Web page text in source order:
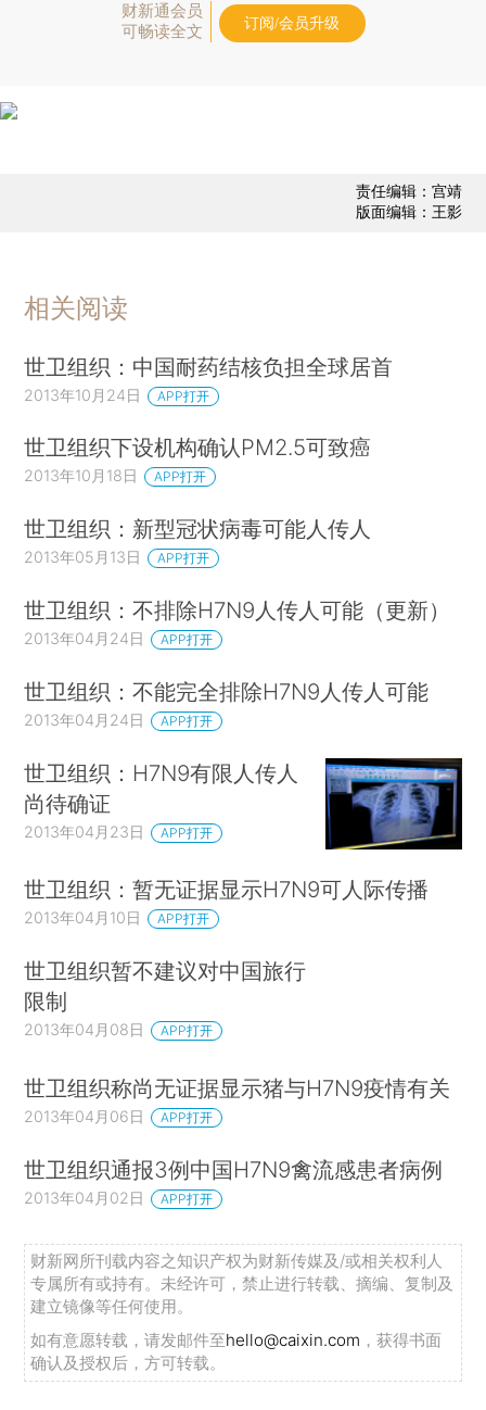
财新通会员
可畅读全文
订阅/会员升级
责任编辑：宫靖
版面编辑：王影
相关阅读
世卫组织：中国耐药结核负担全球居首
2013年10月24日 APP打开
世卫组织下设机构确认PM2.5可致癌
2013年10月18日 APP打开
世卫组织：新型冠状病毒可能人传人
2013年05月13日 APP打开
世卫组织：不排除H7N9人传人可能（更新）
2013年04月24日 APP打开
世卫组织：不能完全排除H7N9人传人可能
2013年04月24日 APP打开
世卫组织：H7N9有限人传人
尚待确证
2013年04月23日 APP打开
世卫组织：暂无证据显示H7N9可人际传播
2013年04月10日 APP打开
世卫组织暂不建议对中国旅行
限制
2013年04月08日 APP打开
世卫组织称尚无证据显示猪与H7N9疫情有关
2013年04月06日 APP打开
世卫组织通报3例中国H7N9禽流感患者病例
2013年04月02日 APP打开
财新网所刊载内容之知识产权为财新传媒及/或相关权利人
专属所有或持有。未经许可，禁止进行转载、摘编、复制及
建立镜像等任何使用。
如有意愿转载，请发邮件至hello@caixin.com ，获得书面
确认及授权后，方可转载。